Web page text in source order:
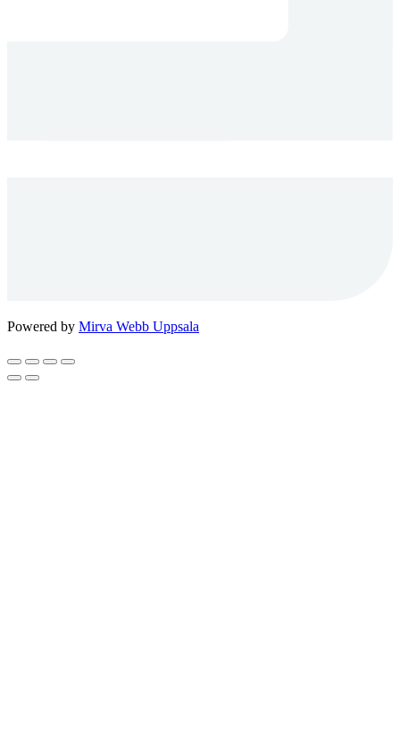
Powered by Mirva Webb Uppsala